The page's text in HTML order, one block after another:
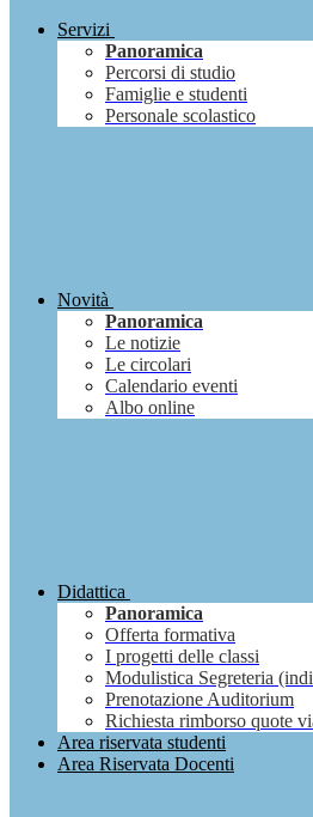
Servizi
Panoramica
Percorsi di studio
Famiglie e studenti
Personale scolastico
Novità
Panoramica
Le notizie
Le circolari
Calendario eventi
Albo online
Didattica
Panoramica
Offerta formativa
I progetti delle classi
Modulistica Segreteria
Prenotazione Auditorium
Richiesta rimborso quote
Area riservata studenti
Area Riservata Docenti